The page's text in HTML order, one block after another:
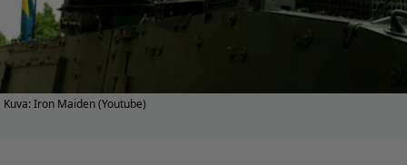
Kuva: Iron Maiden (Youtube)